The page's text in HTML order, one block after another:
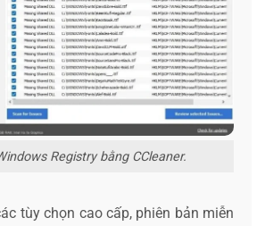
Registry bằng CCleaner.
tùy chọn cao cấp, phiên bản miễn